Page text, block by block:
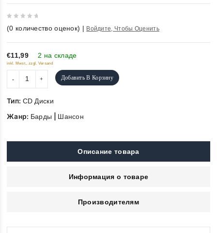
out
of
5
(0 количество оценок) | Войдите, Чтобы Оценить
€11,99 2 на складе
inkl. Mwst., zzgl. Versand
Добавить В Корзину
Тип: CD Диски
Жанр: Барды Шансон
Описание товара
Информация о товаре
Производителям